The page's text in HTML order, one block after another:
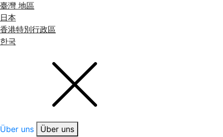
臺灣 地區
日本
香港特別行政區
한국
Über uns
Über uns